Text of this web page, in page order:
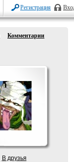
Регистрация
Комментарии
В друзья